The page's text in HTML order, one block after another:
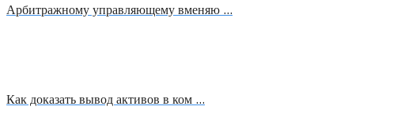
Арбитражному управляющему вменяю …
Как доказать вывод активов в ком …